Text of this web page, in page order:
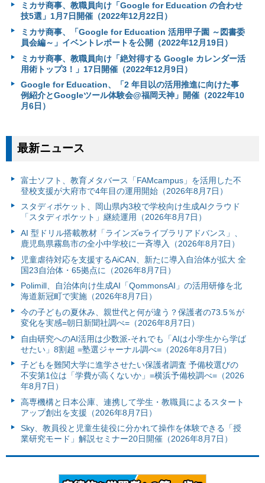
ミカサ商事、教職員向け「Google for Education の合わせ
技5選」1月7日開催（2022年12月22日）
ミカサ商事、「Google for Education 活用甲子園 ～図書委
員会編～」イベントレポートを公開（2022年12月19日）
ミカサ商事、教職員向け「絶対得する Google カレンダー活
用術トップ3！」17日開催（2022年12月9日）
Google for Education、「2 年目以の活用推進に向けた事
例紹介とGoogleツール体験会@福岡天神」開催（2022年10
月6日）
最新ニュース
富⼠ソフト、教育メタバース「FAMcampus」を活用した不
登校支援が大府市で4年目の運用開始（2026年8月7日）
スタディポケット、岡山県内3校で学校向け生成AIクラウド
「スタディポケット」継続運用（2026年8月7日）
AI 型ドリル搭載教材「ラインズeライブラリアドバンス」、
鹿児島県霧島市の全小中学校に一斉導入（2026年8月7日）
児童虐待対応を支援するAiCAN、新たに導入自治体が拡大 全
国23自治体・65拠点に（2026年8月7日）
Polimill、自治体向け生成AI「QommonsAI」の活用研修を北
海道新冠町で実施（2026年8月7日）
今の子どもの夏休み、親世代と何が違う？保護者の73.5％が
変化を実感=朝日新聞社調べ=（2026年8月7日）
自由研究へのAI活用は少数派-それでも「AIは小学生から学ば
せたい」8割超 =塾選ジャーナル調べ=（2026年8月7日）
子どもを難関大学に進学させたい保護者調査 予備校選びの
不安第1位は「学費が高くないか」=横浜予備校調べ=（2026
年8月7日）
高専機構と日本公庫、連携して学生・教職員によるスタート
アップ創出を支援（2026年8月7日）
Sky、教員役と児童生徒役に分かれて操作を体験できる「授
業研究モード」解説セミナー20日開催（2026年8月7日）